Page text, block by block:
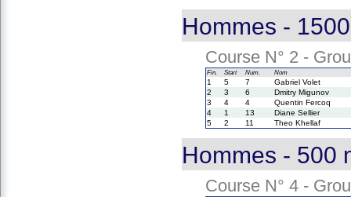
Hommes -
Course N° 2 -
Fin. Start Num. Nom
1 5 7
Gabriel Volet
2
3 6
Dmitry Migunov
3
4 4
Quentin Fercoq
4
1 13
Diane Sellier
5
2 11 Theo Khellaf
Hommes - 500
Course N° 4 -